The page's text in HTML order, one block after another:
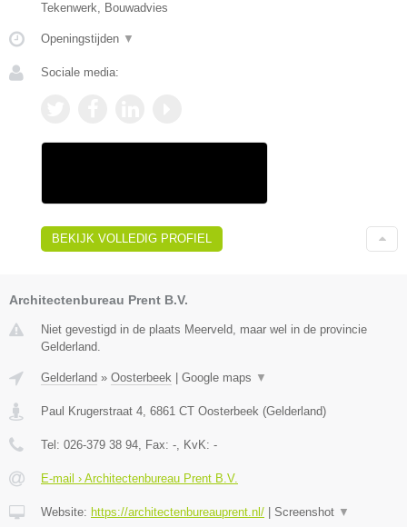
Tekenwerk, Bouwadvies
Openingstijden ▼
Sociale media:
BEKIJK VOLLEDIG PROFIEL
Architectenbureau Prent B.V.
Niet gevestigd in de plaats Meerveld, maar wel in de provincie
Gelderland.
Gelderland » Oosterbeek | Google maps ▼
Paul Krugerstraat 4 6861 CT Oosterbeek (Gelderland)
Tel: 026-379 38 94 , Fax: - , KvK: -
E-mail › Architectenbureau Prent B.V.
Website: https://architectenbureauprent.nl/ | Screenshot ▼